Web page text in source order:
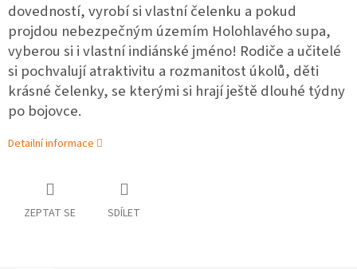
dovedností, vyrobí si vlastní čelenku a pokud
projdou nebezpečným územím Holohlavého supa,
vyberou si i vlastní indiánské jméno! Rodiče a učitelé
si pochvalují atraktivitu a rozmanitost úkolů, děti
krásné čelenky, se kterými si hrají ještě dlouhé týdny
po bojovce.
Detailní informace
ZEPTAT SE SDÍLET